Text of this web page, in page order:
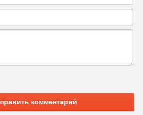
комментарий